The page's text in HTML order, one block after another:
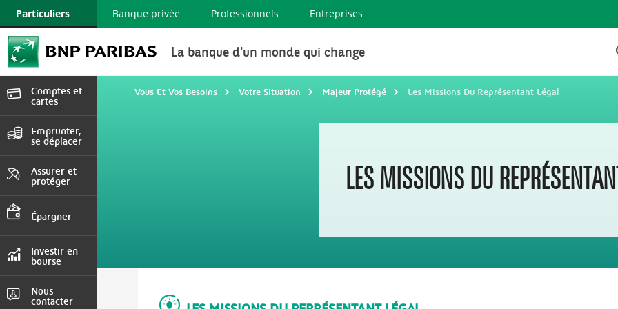
Particuliers Banque privée Professionnels Entreprises
La banque d'un monde qui change
Comptes et
cartes
et servicesEmprunter,
se déplacer
consommation , auto
Assurer et
protéger
PrévoyanceÉpargner
assurance vieInvestir en
bourse
Comptes, Tarifs
Nous
contacter
Vous Et Vos Besoins Votre Situation Majeur Protégé Les Missions Du Représentant Légal
LES MISSIONS DU